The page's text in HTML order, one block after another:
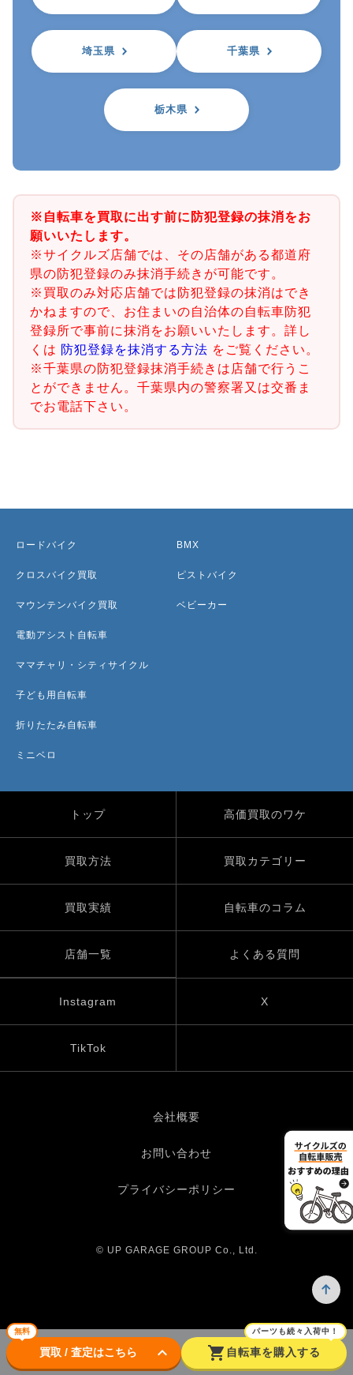
埼玉県 千葉県
栃木県
※自転車を買取に出す前に防犯登録の抹消をお
願いいたします。
※サイクルズ店舗では、その店舗がある都道府
県の防犯登録のみ抹消手続きが可能です。
※買取のみ対応店舗では防犯登録の抹消はでき
かねますので、お住まいの自治体の自転車防犯
登録所で事前に抹消をお願いいたします。詳し
くは 防犯登録を抹消する方法 をご覧ください。
※千葉県の防犯登録抹消手続きは店舗で行うこ
とができません。千葉県内の警察署又は交番ま
でお電話下さい。
無料
買取 / 査定はこちら keyboard_arrow_down shopping_cart
パーツも続々入荷中！
自転車を購入する
ロードバイク
クロスバイク買取
マウンテンバイク買取
電動アシスト自転車
ママチャリ・シティサイクル
子ども用自転車
折りたたみ自転車
ミニベロ
BMX
ピストバイク
ベビーカー
トップ 高価買取のワケ
買取方法 買取カテゴリー
買取実績 自転車のコラム
店舗一覧 よくある質問
Instagram X
TikTok
会社概要
お問い合わせ
プライバシーポリシー
© UP GARAGE GROUP Co., Ltd.